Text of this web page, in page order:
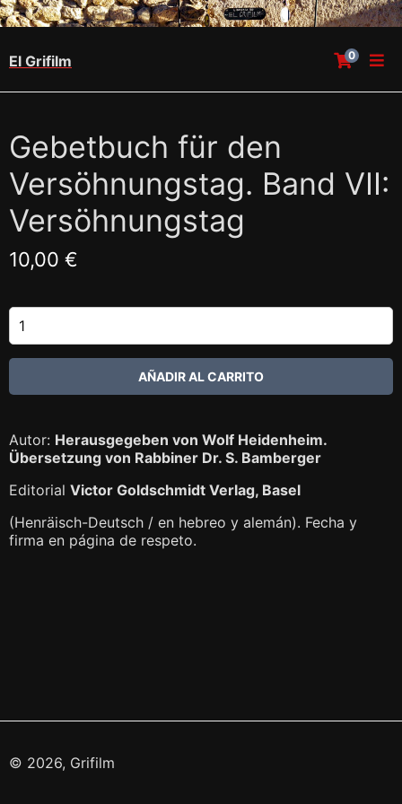
El Grifilm 0
Gebetbuch für den
Versöhnungstag. Band VII:
Versöhnungstag
10,00 €
Autor: Herausgegeben von Wolf Heidenheim.
Übersetzung von Rabbiner Dr. S. Bamberger
Editorial Victor Goldschmidt Verlag, Basel
(Henräisch-Deutsch / en hebreo y alemán). Fecha y
firma en página de respeto.
© 2026, Grifilm